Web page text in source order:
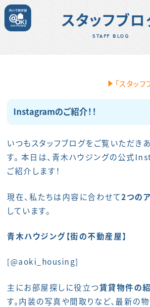
スタッフブ
STAFF BLOG
「スタッ
Instagramのご紹介！！
いつもスタッフブログをご覧いただき
す。 本日は、青木ハウジングの公式
ご紹介します！
現在、私たちは内容に合わせて2つの
しています。
青木ハウジング【街の不動産屋】
[@aoki_housing]
主にお部屋探しに役立つ賃貸物件の
す。内装の写真や間取りなど、最新の